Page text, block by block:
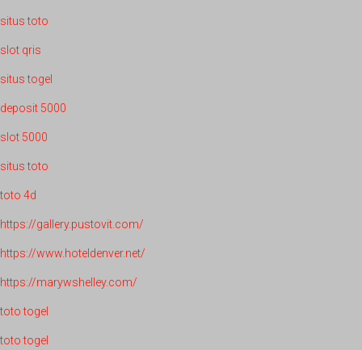
situs toto
slot qris
situs togel
deposit 5000
slot 5000
situs toto
toto 4d
https://gallery.pustovit.com/
https://www.hoteldenver.net/
https://marywshelley.com/
toto togel
toto togel